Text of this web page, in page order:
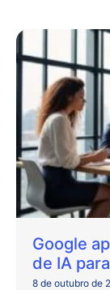
Google
de IA
8 de outubro de